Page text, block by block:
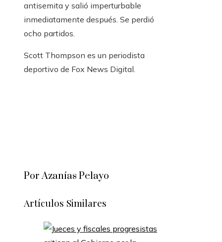
antisemita y salió imperturbable
inmediatamente después. Se perdió
ocho partidos.
Scott Thompson es un periodista
deportivo de Fox News Digital.
Por Azanías Pelayo
Artículos Similares